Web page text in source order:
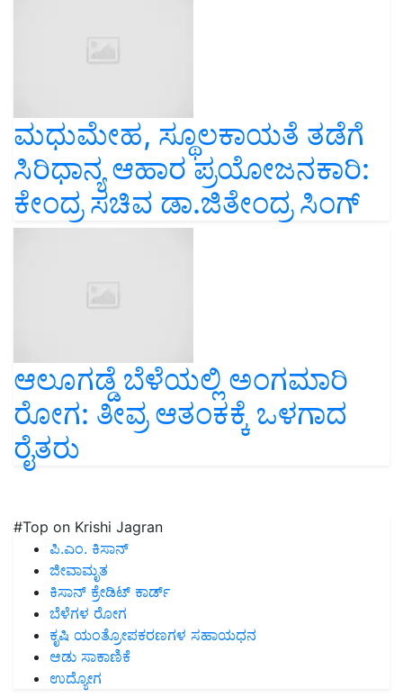
ಮಧುಮೇಹ, ಸ್ಥೂಲಕಾಯತೆ ತಡೆಗೆ
ಸಿರಿಧಾನ್ಯ ಆಹಾರ ಪ್ರಯೋಜನಕಾರಿ:
ಕೇಂದ್ರ ಸಚಿವ ಡಾ.ಜಿತೇಂದ್ರ ಸಿಂಗ್
ಆಲೂಗಡ್ಡೆ ಬೆಳೆಯಲ್ಲಿ ಅಂಗಮಾರಿ
ರೋಗ: ತೀವ್ರ ಆತಂಕಕ್ಕೆ ಒಳಗಾದ
ರೈತರು
#Top on Krishi Jagran
ಪಿ.ಎಂ. ಕಿಸಾನ್
ಜೀವಾಮೃತ
ಕಿಸಾನ್ ಕ್ರೇಡಿಟ್ ಕಾರ್ಡ್
ಬೆಳೆಗಳ ರೋಗ
ಕೃಷಿ ಯಂತ್ರೋಪಕರಣಗಳ ಸಹಾಯಧನ
ಆಡು ಸಾಕಾಣಿಕೆ
ಉದ್ಯೋಗ